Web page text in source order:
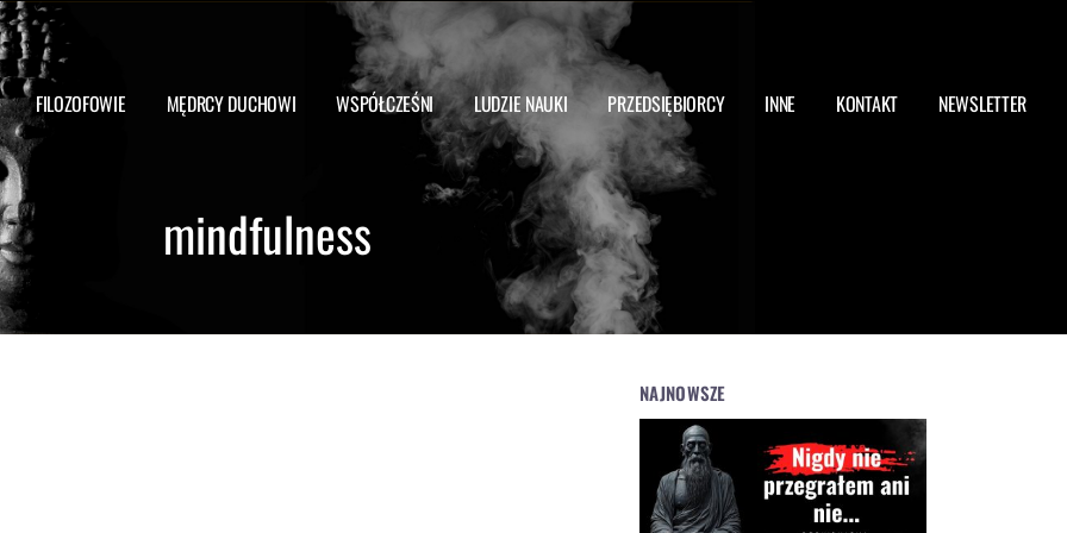
FILOZOFOWIE MĘDRCY DUCHOWI WSPÓŁCZEŚNI LUDZIE NAUKI PRZEDSIĘBIORCY INNE KONTAKT NEWSLETTER
mindfulness
NAJNOWSZE